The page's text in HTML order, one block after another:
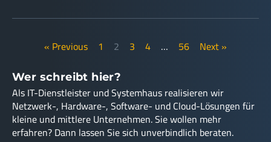
« Previous 1 2 3 4 … 56 Next »
Wer schreibt hier?
Als IT-Dienstleister und Systemhaus realisieren wir
Netzwerk-, Hardware-, Software- und Cloud-Lösungen für
kleine und mittlere Unternehmen. Sie wollen mehr
erfahren? Dann lassen Sie sich unverbindlich beraten.